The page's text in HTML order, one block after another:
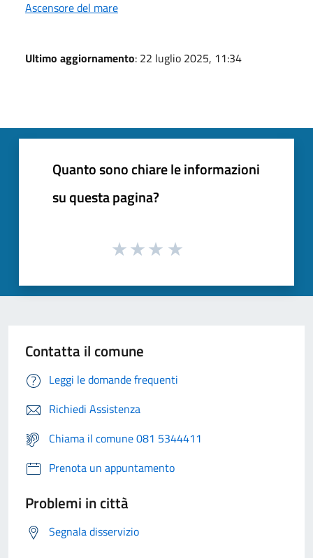
Ascensore del mare
Ultimo aggiornamento: 22 luglio 2025, 11:34
Quanto sono chiare le informazioni
su questa pagina?
Contatta il comune
Leggi le domande frequenti
Richiedi Assistenza
Chiama il comune 081 5344411
Prenota un appuntamento
Problemi in città
Segnala disservizio